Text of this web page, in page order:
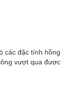
các đặc tính hồng
vượt qua được